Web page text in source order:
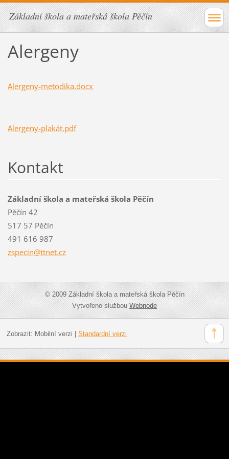
Základní škola a mateřská škola Pěčín
Alergeny
Alergeny-metodika.docx
Alergeny-plakát.pdf
Kontakt
Základní škola a mateřská škola Pěčín
Pěčín 42
517 57 Pěčín
491 616 987
zspecin@ttnet.cz
© 2009 Základní škola a mateřská škola Pěčín
Vytvořeno službouWebnode
Zobrazit: Mobilní verzi Standardní verzi